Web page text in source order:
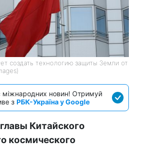
создать технологию защиты Земли от
міжнародних новин! Отримуй
з РБК-Україна у Google
Китайского
космического